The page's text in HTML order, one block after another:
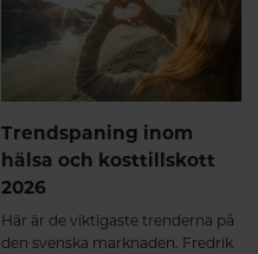
Trendspaning inom
hälsa och kosttillskott
2026
Här är de viktigaste trenderna på
den svenska marknaden. Fredrik